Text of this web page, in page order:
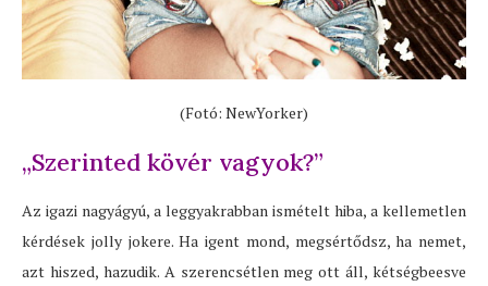
(Fotó: NewYorker)
„Szerinted kövér vagyok?”
Az igazi nagyágyú, a leggyakrabban ismételt hiba, a kellemetlen
kérdések jolly jokere. Ha igent mond, megsértődsz, ha nemet,
azt hiszed, hazudik. A szerencsétlen meg ott áll, kétségbeesve